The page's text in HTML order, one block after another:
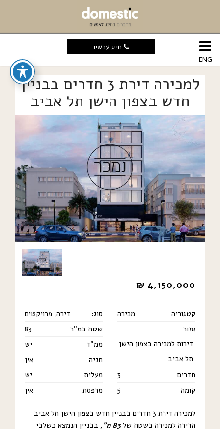
ENG
למכירה דירת 3 חדרים בבניין
חדש בצפון הישן תל אביב
4,150,000
₪
קטגוריה מכירה סוג: דירה, פרויקטים
אזור
דירות למכירה בצפון הישן
תל אביב
שטח במ"ר
83
ממ"ד
יש
חניה
אין
חדרים
3 מעלית
יש
קומה
5 מרפסת אין
למכירה דירת 3 חדרים בבניין חדש בצפון הישן תל אביב
הדירה למכירה בשטח של83 מ”,
בבניין הנמצא בשלבי